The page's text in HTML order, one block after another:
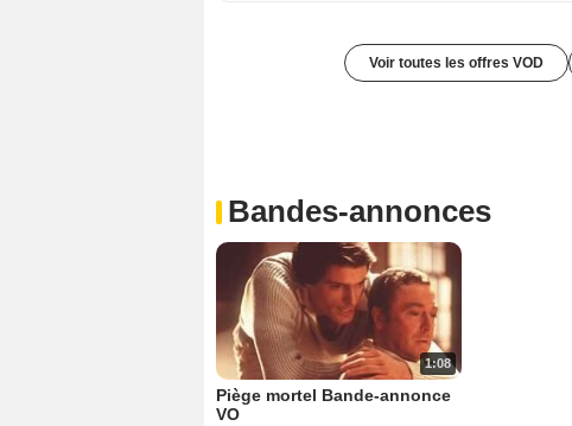
Voir toutes les offres VOD
Bandes-annonces
1:08
Piège mortel Bande-annonce
VO